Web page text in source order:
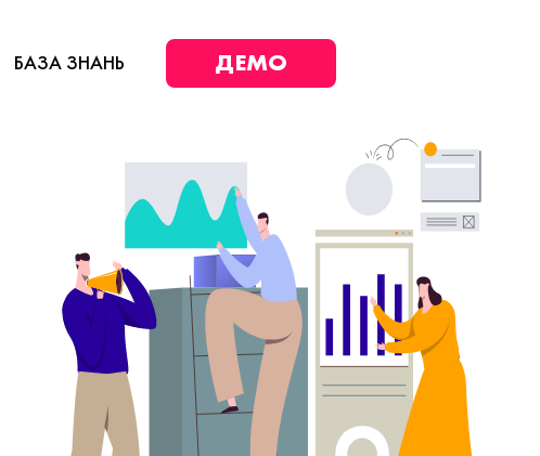
БАЗА ЗНАНЬ ДЕМО